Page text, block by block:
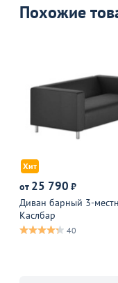
Похожие
Хит
от 25 790 ₽
Диван барный 3-
Каслбар
40